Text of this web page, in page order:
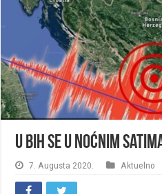
U BiH se u noćnim
7. Augusta 2020. Aktuelno